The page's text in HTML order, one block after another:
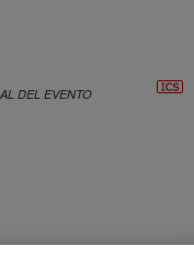
DEL EVENTO